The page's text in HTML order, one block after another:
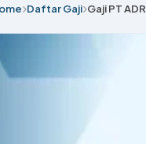
Daftar Gaji Gaji PT